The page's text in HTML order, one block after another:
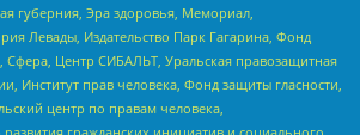
губерния, Эра здоровья, Мемориал,
Левады, Издательство Парк Гагарина, Фонд
Сфера, Центр СИБАЛЬТ, Уральская правозащитная
Институт прав человека, Фонд защиты гласности,
центр по правам человека,